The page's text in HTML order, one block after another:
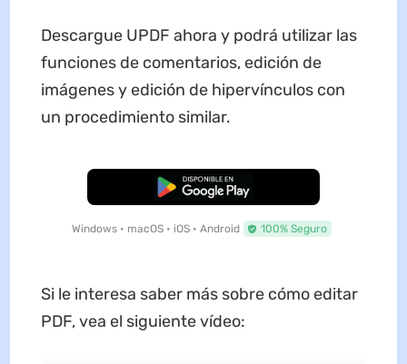
Descargue UPDF ahora y podrá utilizar las
funciones de comentarios, edición de
imágenes y edición de hipervínculos con
un procedimiento similar.
Descarga Gratuita
Windows • macOS • iOS • Android 100% Seguro
Si le interesa saber más sobre cómo editar
PDF, vea el siguiente vídeo: